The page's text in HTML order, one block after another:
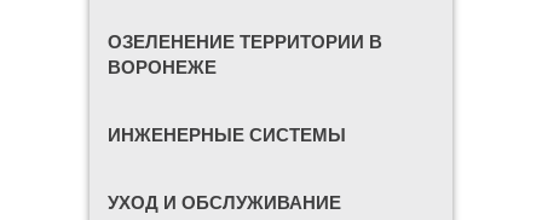
ОЗЕЛЕНЕНИЕ ТЕРРИТОРИИ В
ВОРОНЕЖЕ
ИНЖЕНЕРНЫЕ СИСТЕМЫ
УХОД И ОБСЛУЖИВАНИЕ